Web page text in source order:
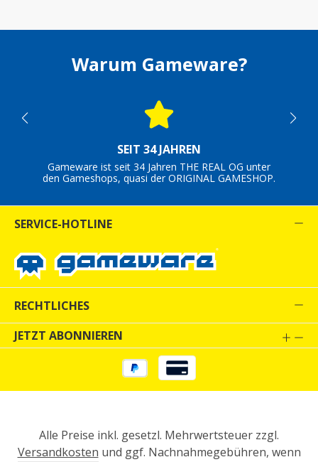
Warum Gameware?
SEIT 34 JAHREN
Gameware ist seit 34 Jahren THE REAL OG unter
den Gameshops, quasi der ORIGINAL GAMESHOP.
SERVICE-HOTLINE
RECHTLICHES
JETZT ABONNIEREN
Alle Preise inkl. gesetzl. Mehrwertsteuer zzgl.
Versandkosten und ggf. Nachnahmegebühren, wenn